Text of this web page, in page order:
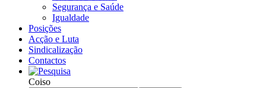
Segurança e Saúde
Igualdade
Posições
Acção e Luta
Sindicalização
Contactos
Coiso